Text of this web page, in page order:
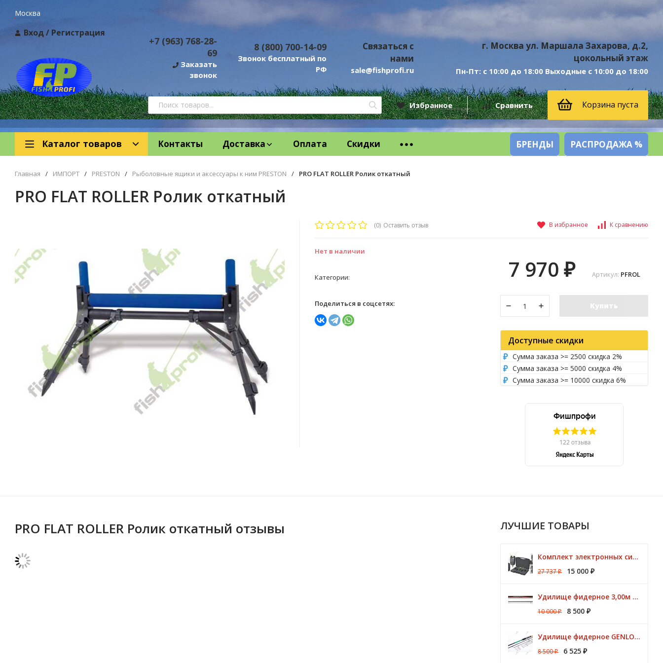
Москва
Вход/ Регистрация
+7 (963) 768-28-
69
Заказать
звонок
8 (800) 700-14-09
Звонок бесплатный по
РФ
Связаться с
нами
sale@fishprofi.ru
г. Москва ул. Маршала Захарова, д.2,
цокольный этаж
Пн-Пт: с 10:00 до 18:00 Выходные с 10:00 до 18:00
Избранное Сравнить Корзина пуста
Каталог товаров Контакты Доставка Оплата Скидки БРЕНДЫ РАСПРОДАЖА %
Главная / ИМПОРТ / PRESTON / Рыболовные ящики и аксессуары к ним PRESTON / PRO FLAT ROLLER Ролик откатный
PRO FLAT ROLLER Ролик откатный
(0) Оставить отзыв В избранное К сравнению
Нет в наличии
Категории:
Поделиться в соцсетях:
Артикул: PFROL
7 970 ₽
Купить
Доступные скидки
Сумма заказа >= 2500 скидка 2%
Сумма заказа >= 5000 скидка 4%
Сумма заказа >= 10000 скидка 6%
ЛУЧШИЕ ТОВАРЫ
Комплект электронных сигнализаторов TRAPER Prestige 4+1
27 737₽ 15 000 ₽
Удилище фидерное 3,00м Argon Feeder MT 50gr Browning
10 000₽ 8 500 ₽
Удилище фидерное GENLOG HONESTY HEAVY 3,80 м. до 140 гр.
8 500₽ 6 525 ₽
PRO FLAT ROLLER Ролик откатный отзывы